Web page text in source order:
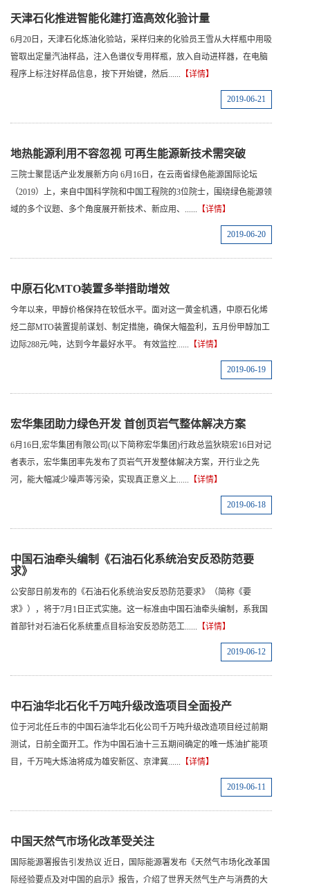
天津石化推进智能化建打造高效化验计量
6月20日，天津石化炼油化验站，采样归来的化验员王雪从大样瓶中用吸
管取出定量汽油样品，注入色谱仪专用样瓶，放入自动进样器，在电脑
程序上标注好样品信息，按下开始键，然后...... 【详情】
2019-06-21
地热能源利用不容忽视 可再生能源新技术需突破
三院士聚昆话产业发展新方向 6月16日，在云南省绿色能源国际论坛
（2019）上，来自中国科学院和中国工程院的3位院士，围绕绿色能源领
域的多个议题、多个角度展开新技术、新应用、...... 【详情】
2019-06-20
中原石化MTO装置多举措助增效
今年以来，甲醇价格保持在较低水平。面对这一黄金机遇，中原石化烯
烃二部MTO装置提前谋划、制定措施，确保大幅盈利，五月份甲醇加工
边际288元/吨，达到今年最好水平。 有效监控...... 【详情】
2019-06-19
宏华集团助力绿色开发 首创页岩气整体解决方案
6月16日,宏华集团有限公司(以下简称宏华集团)行政总监狄晓宏16日对记
者表示，宏华集团率先发布了页岩气开发整体解决方案，开行业之先
河，能大幅减少噪声等污染，实现真正意义上...... 【详情】
2019-06-18
中国石油牵头编制《石油石化系统治安反恐防范要
求》
公安部日前发布的《石油石化系统治安反恐防范要求》（简称《要
求》），将于7月1日正式实施。这一标准由中国石油牵头编制，系我国
首部针对石油石化系统重点目标治安反恐防范工...... 【详情】
2019-06-12
中石油华北石化千万吨升级改造项目全面投产
位于河北任丘市的中国石油华北石化公司千万吨升级改造项目经过前期
测试，日前全面开工。作为中国石油十三五期间确定的唯一炼油扩能项
目，千万吨大炼油将成为雄安新区、京津冀...... 【详情】
2019-06-11
中国天然气市场化改革受关注
国际能源署报告引发热议 近日，国际能源署发布《天然气市场化改革国
际经验要点及对中国的启示》报告，介绍了世界天然气生产与消费的大